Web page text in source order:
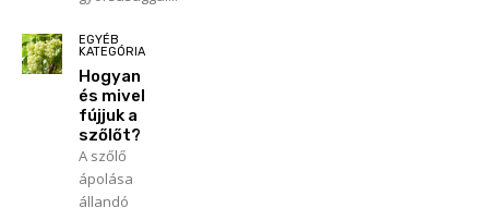
EGYÉB
KATEGÓRIA
Hogyan
és mivel
fújjuk a
szőlőt?
A szőlő
ápolása
állandó